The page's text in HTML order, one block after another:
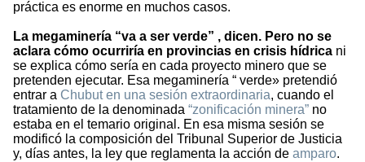
práctica es enorme en muchos casos.
La megaminería “va a ser verde” , dicen. Pero no se
aclara cómo ocurriría en provincias en crisis hídrica ni
se explica cómo sería en cada proyecto minero que se
pretenden ejecutar. Esa megaminería “ verde» pretendió
entrar a Chubut en una sesión extraordinaria, cuando el
tratamiento de la denominada “zonificación minera” no
estaba en el temario original. En esa misma sesión se
modificó la composición del Tribunal Superior de Justicia
y, días antes, la ley que reglamenta la acción de amparo.